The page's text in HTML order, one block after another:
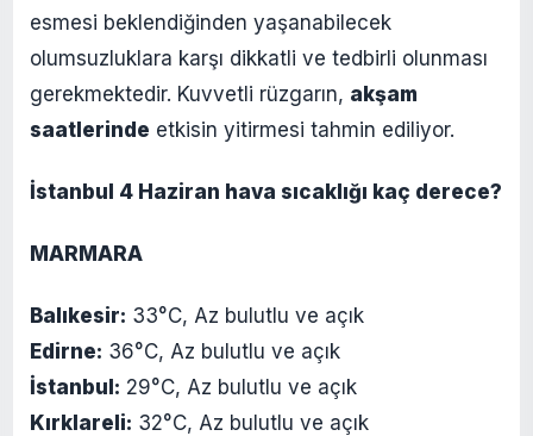
esmesi beklendiğinden yaşanabilecek
olumsuzluklara karşı dikkatli ve tedbirli olunması
gerekmektedir. Kuvvetli rüzgarın, akşam
saatlerinde etkisin yitirmesi tahmin ediliyor.
İstanbul 4 Haziran hava sıcaklığı kaç derece?
MARMARA
Balıkesir: 33°C, Az bulutlu ve açık
Edirne: 36°C, Az bulutlu ve açık
İstanbul: 29°C, Az bulutlu ve açık
Kırklareli: 32°C, Az bulutlu ve açık